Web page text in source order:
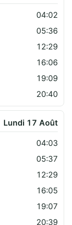
04:02
05:36
12:29
16:06
19:09
20:40
Lundi 17 Août
04:03
05:37
12:29
16:05
19:07
20:39